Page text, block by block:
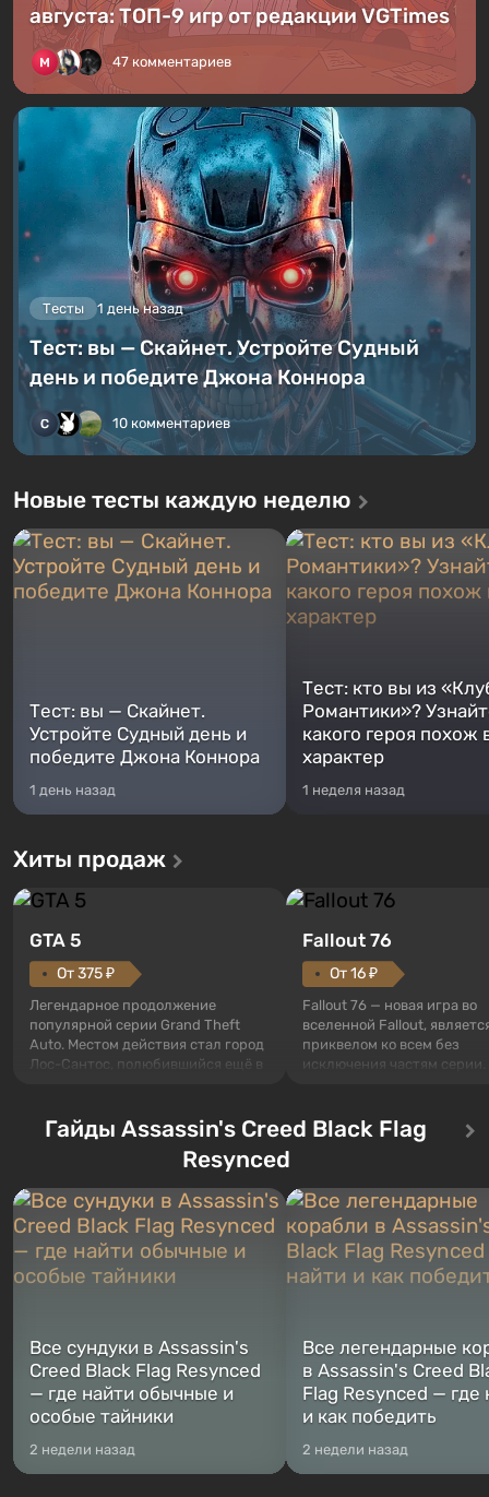
августа: ТОП-9 игр от редакции VGTimes
47 комментариев
Тесты 1 день назад
Тест: вы — Скайнет. Устройте Судный
день и победите Джона Коннора
10 комментариев
Новые тесты каждую неделю
Тест: вы — Скайнет.
Устройте Судный день и
победите Джона Коннора
1 день назад
Тест: кто вы из
Романтики»?
какого героя похож
характер
1 неделя назад
Хиты продаж
GTA 5
От 375 ₽
Легендарное продолжение
популярной серии Grand Theft
Auto. Местом действия стал город
Лос-Сантос, полюбившийся ещё в
сразу трех персонажей: Майкла,
Тревора и Франклина, между
Жанр и...
Fallout 76
От 16 ₽
Fallout 76 — новая игра во
вселенной Fallout,
приквелом ко всем без
исключения частям серии.
Оно же, по задумке
Vault-Tec, должно
Место действия Fallout...
Гайды Assassin's Creed Black Flag
Resynced
Все сундуки в Assassin's
Creed Black Flag Resynced
— где найти обычные и
особые тайники
2 недели назад
Все легендарные
в Assassin's Creed
Flag Resynced — где
и как победить
2 недели назад